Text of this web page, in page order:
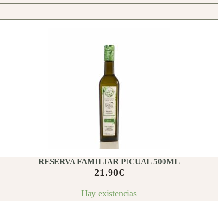
RESERVA FAMILIAR PICUAL 500ML
21.90€
Hay existencias